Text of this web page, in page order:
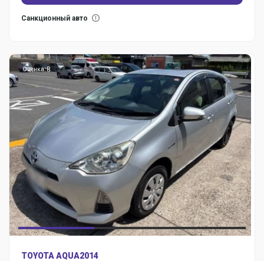
Санкционный авто
Оценка: R
TOYOTA AQUA2014